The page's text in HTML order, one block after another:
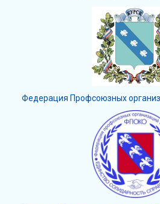
Федерация Профсоюзных